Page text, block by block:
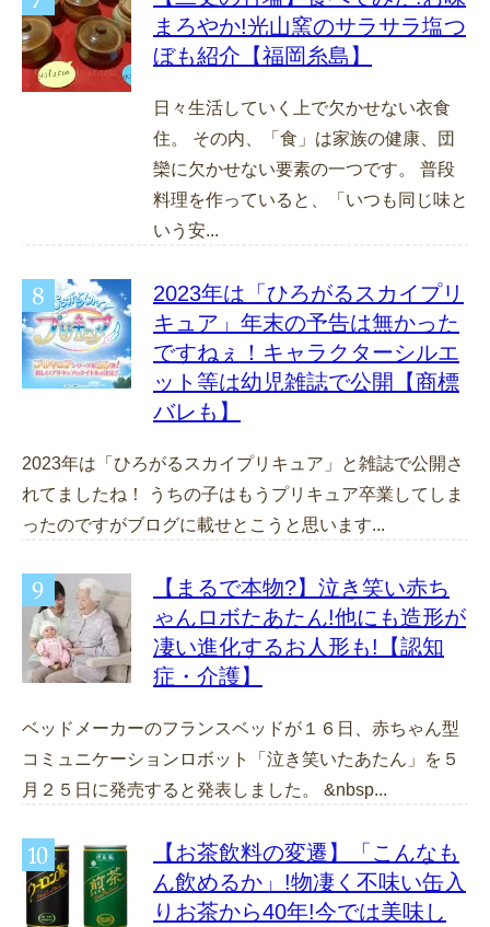
まろやか!光山窯のサラサラ塩つ
ぼも紹介【福岡糸島】
日々生活していく上で欠かせない衣食
住。 その内、「食」は家族の健康、団
欒に欠かせない要素の一つです。 普段
料理を作っていると、「いつも同じ味と
いう安...
2023年は「ひろがるスカイプリ
キュア」年末の予告は無かった
ですねぇ！キャラクターシルエ
ット等は幼児雑誌で公開【商標
バレも】
2023年は「ひろがるスカイプリキュア」と雑誌で公開さ
れてましたね！ うちの子はもうプリキュア卒業してしま
ったのですがブログに載せとこうと思います...
【まるで本物?】泣き笑い赤ち
ゃんロボたあたん!他にも造形が
凄い進化するお人形も!【認知
症・介護】
ベッドメーカーのフランスベッドが１６日、赤ちゃん型
コミュニケーションロボット「泣き笑いたあたん」を５
月２５日に発売すると発表しました。 &nbsp...
【お茶飲料の変遷】「こんなも
ん飲めるか」!物凄く不味い缶入
りお茶から40年!今では美味し